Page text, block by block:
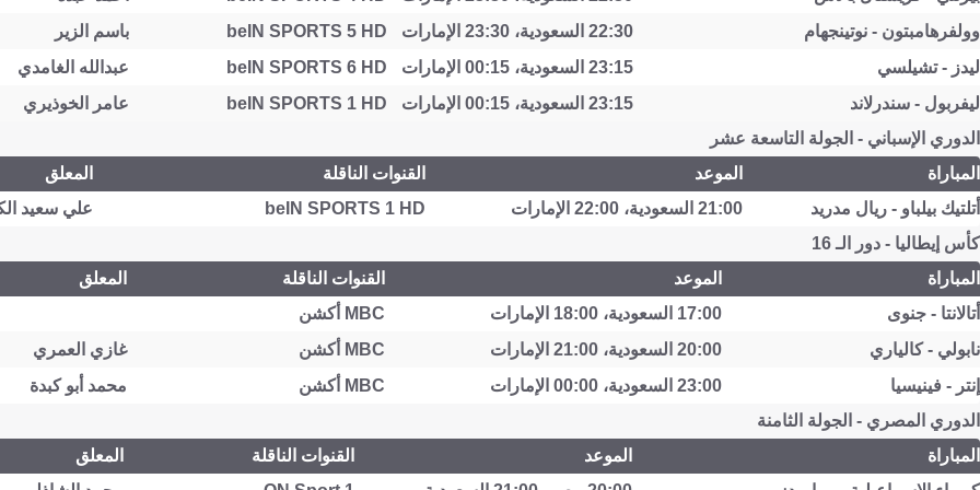
وولفرهامبتون - نوتينجهام
22:30 السعودية، 23:30 الإمارات beIN SPORTS 5 HD
باسم الزير
ليدز - تشيلسي
23:15 السعودية، 00:15 الإمارات beIN SPORTS 6 HD
عبدالله الغامدي
ليفربول - سندرلاند
23:15 السعودية، 00:15 الإمارات beIN SPORTS 1 HD
عامر الخوذيري
الدوري الإسباني - الجولة التاسعة عشر
المباراة
الموعد القنوات الناقلة
المعلق
أتلتيك بيلباو - ريال مدريد
21:00 السعودية، 22:00 الإمارات beIN SPORTS 1 HD
علي سعيد
كأس إيطاليا - دور الـ 16
المباراة
الموعد القنوات الناقلة
المعلق
أتالانتا - جنوى
17:00 السعودية، 18:00 الإمارات
MBC أكشن
نابولي - كالياري
20:00 السعودية، 21:00 الإمارات MBC أكشن
غازي العمري
إنتر - فينيسيا
23:00 السعودية، 00:00 الإمارات MBC أكشن
محمد أبو كبدة
الدوري المصري - الجولة الثامنة
المباراة
الموعد القنوات الناقلة
المعلق